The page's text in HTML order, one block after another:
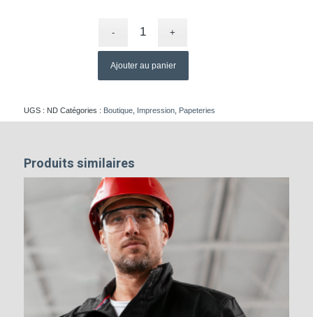
Ajouter au panier
UGS : ND Catégories : Boutique, Impression, Papeteries
Produits similaires